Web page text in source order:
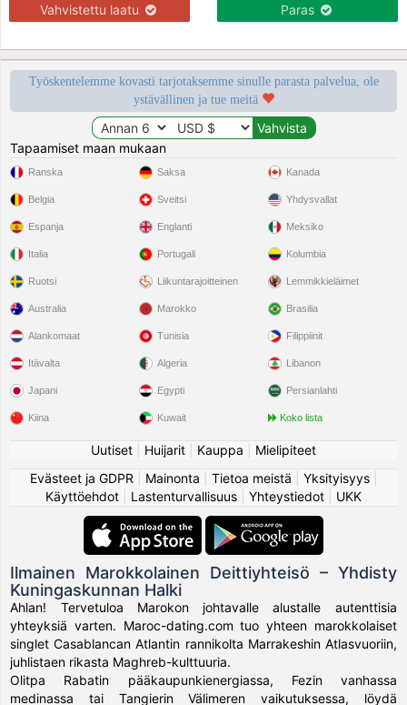
Vahvistettu laatu Paras
Työskentelemme kovasti tarjotaksemme sinulle parasta palvelua, ole
ystävällinen ja tue meitä
Tapaamiset maan mukaan
Ranska
Belgia
Espanja
Italia
Ruotsi
Saksa
Sveitsi
Englanti
Portugali
Liikuntarajoitteinen
Kanada
Yhdysvallat
Meksiko
Kolumbia
Lemmikkieläimet
Australia
Alankomaat
Itävalta
Japani
Kiina
Marokko
Tunisia
Algeria
Egypti
Kuwait
Brasilia
Filippiinit
Libanon
Persianlahti
Koko lista
Uutiset Huijarit Kauppa
Mielipiteet
Evästeet ja GDPR
Mainonta Tietoa meistä Yksityisyys|
Käyttöehdot
Lastenturvallisuus Yhteystiedot UKK
Ilmainen Marokkolainen Deittiyhteisö – Yhdisty
Kuningaskunnan Halki
Ahlan! Tervetuloa Marokon johtavalle alustalle autenttisia
yhteyksiä varten. Maroc-dating.com tuo yhteen marokkolaiset
singlet Casablancan Atlantin rannikolta Marrakeshin Atlasvuoriin,
juhlistaen rikasta Maghreb-kulttuuria.
Olitpa Rabatin pääkaupunkienergiassa, Fezin vanhassa
medinassa tai Tangierin Välimeren vaikutuksessa, löydä